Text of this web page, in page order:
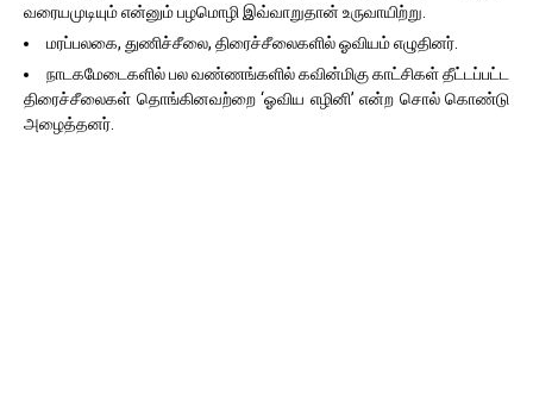
வரையமுடியும் என்னும் பழமொழி இவ்வாறுதான் உருவாயிற்று.
மரப்பலகை, துணிச்சீலை, திரைச்சீலைகளில் ஓவியம் எழுதினர்.
நாடகமேடைகளில் பல வண்ணங்களில் கவின்மிகு காட்சிகள் தீட்டப்பட்ட
திரைச்சீலைகள் தொங்கினவற்றை ‘ஓவிய எழினி’ என்ற சொல் கொண்டு
அழைத்தனர்.